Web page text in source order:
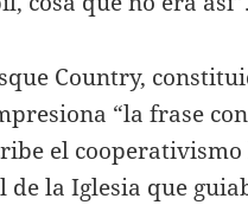
Country,
“la frase
el cooperativismo
la Iglesia que